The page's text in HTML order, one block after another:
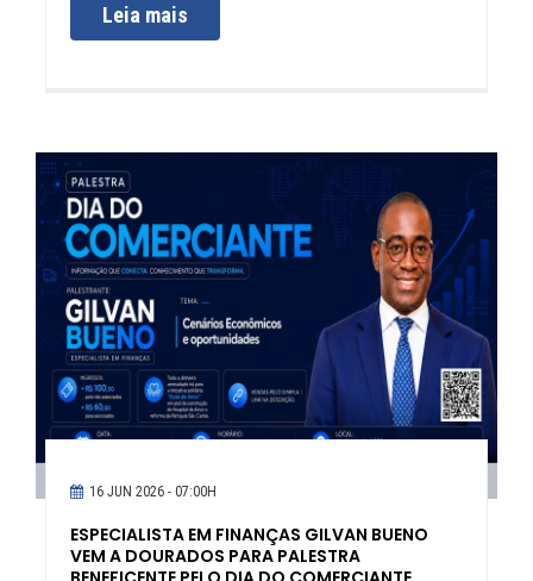
Leia mais
16 JUN 2026 - 07:00H
ESPECIALISTA EM FINANÇAS GILVAN BUENO
VEM A DOURADOS PARA PALESTRA